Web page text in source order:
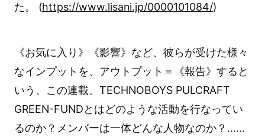
た。 (https://www.lisani.jp/0000101084/)
《お気に入り》《影響》など、彼らが受けた様々
なインプットを、アウトプット＝《報告》すると
いう、この連載。TECHNOBOYS PULCRAFT
GREEN-FUNDとはどのような活動を行なってい
るのか？メンバーは一体どんな人物なのか？……